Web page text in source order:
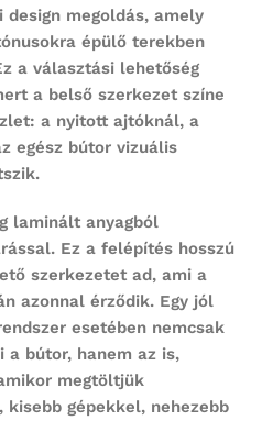
design megoldás, amely
épülő terekben
a választási lehetőség
a belső szerkezet színe
a nyitott ajtóknál, a
egész bútor vizuális
laminált anyagból
Ez a felépítés hosszú
szerkezetet ad, ami a
azonnal érződik. Egy jól
esetében nemcsak
a bútor, hanem az is,
megtöltjük
gépekkel, nehezebb